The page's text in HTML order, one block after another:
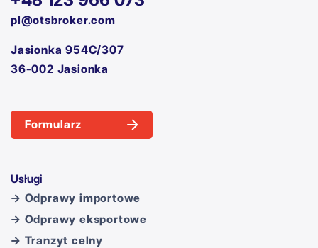
pl@otsbroker.com
Jasionka 954C/307
36-002 Jasionka
Formularz
Usługi
→ Odprawy importowe
→ Odprawy eksportowe
→ Tranzyt celny